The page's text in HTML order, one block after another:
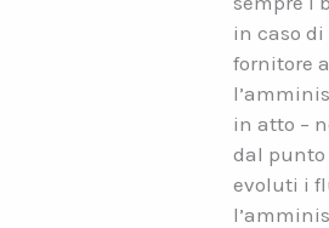
in caso
fornitore
in atto –
dal punto
evoluti i